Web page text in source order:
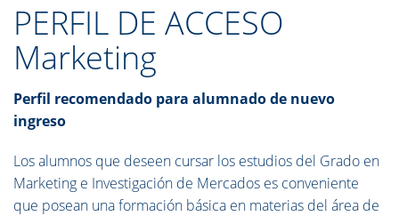
PERFIL DE ACCESO
Marketing
Perfil recomendado para alumnado de nuevo
ingreso
Los alumnos que deseen cursar los estudios del Grado en
Marketing e Investigación de Mercados es conveniente
que posean una formación básica en materias del área de